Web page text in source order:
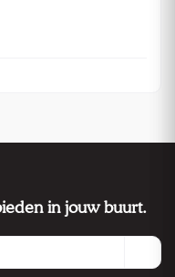
in jouw buurt.